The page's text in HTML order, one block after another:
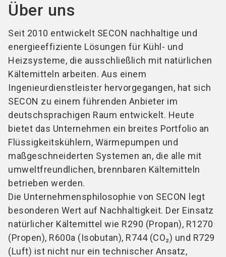
Über uns
Seit 2010 entwickelt SECON nachhaltige und
energieeffiziente Lösungen für Kühl- und
Heizsysteme, die ausschließlich mit natürlichen
Kältemitteln arbeiten. Aus einem
Ingenieurdienstleister hervorgegangen, hat sich
SECON zu einem führenden Anbieter im
deutschsprachigen Raum entwickelt. Heute
bietet das Unternehmen ein breites Portfolio an
Flüssigkeitskühlern, Wärmepumpen und
maßgeschneiderten Systemen an, die alle mit
umweltfreundlichen, brennbaren Kältemitteln
betrieben werden.
Die Unternehmensphilosophie von SECON legt
besonderen Wert auf Nachhaltigkeit. Der Einsatz
natürlicher Kältemittel wie R290 (Propan), R1270
(Propen), R600a (Isobutan), R744 (CO₂) und R729
(Luft) ist nicht nur ein technischer Ansatz,